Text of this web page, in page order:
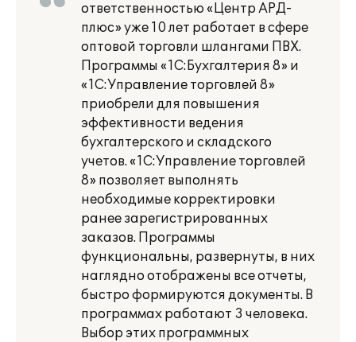
ответственностью «Центр АРД-
плюс» уже 10 лет работает в сфере
оптовой торговли шлангами ПВХ.
Программы «1С:Бухгалтерия 8» и
«1С:Управление торговлей 8»
приобрели для повышения
эффективности ведения
бухгалтерского и складского
учетов. «1С:Управление торговлей
8» позволяет выполнять
необходимые корректировки
ранее зарегистрированных
заказов. Программы
функциональны, развернуты, в них
наглядно отображены все отчеты,
быстро формируются документы. В
программах работают 3 человека.
Выбор этих программных